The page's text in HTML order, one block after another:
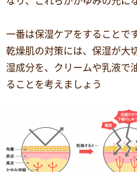
一番は保湿ケアをすることで
乾燥肌の対策には、保湿が大
湿成分を、クリームや乳液で
ることを考えましょう